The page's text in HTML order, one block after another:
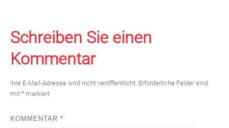
Schreiben Sie einen
Kommentar
Ihre E-Mail-Adresse wird nicht veröffentlicht. Erforderliche Felder sind
mit * markiert
KOMMENTAR *